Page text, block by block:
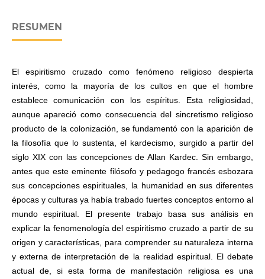
RESUMEN
El espiritismo cruzado como fenómeno religioso despierta
interés, como la mayoría de los cultos en que el hombre
establece comunicación con los espíritus. Esta religiosidad,
aunque apareció como consecuencia del sincretismo religioso
producto de la colonización, se fundamentó con la aparición de
la filosofía que lo sustenta, el kardecismo, surgido a partir del
siglo XIX con las concepciones de Allan Kardec. Sin embargo,
antes que este eminente filósofo y pedagogo francés esbozara
sus concepciones espirituales, la humanidad en sus diferentes
épocas y culturas ya había trabado fuertes conceptos entorno al
mundo espiritual. El presente trabajo basa sus análisis en
explicar la fenomenología del espiritismo cruzado a partir de su
origen y características, para comprender su naturaleza interna
y externa de interpretación de la realidad espiritual. El debate
actual de, si esta forma de manifestación religiosa es una